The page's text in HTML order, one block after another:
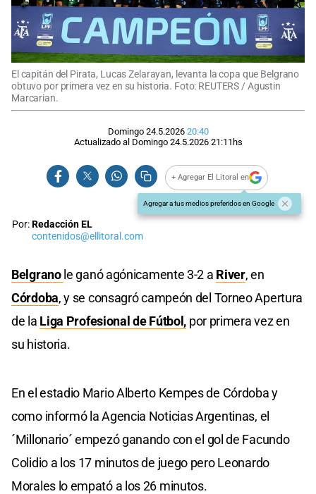
El capitán del Pirata, Lucas Zelarayan, levanta la copa que Belgrano
obtuvo por primera vez en su historia. Foto: REUTERS / Agustin
Marcarian.
Domingo 24.5.2026 20:40
Actualizado al Domingo 24.5.2026 21:11hs
+ Agregar El Litoral en
Agregar a tus medios preferidos en Google
Por:Redacción EL
contenidos@ellitoral.com
Belgranole ganó agónicamente 3-2 a River, en
Córdoba, y se consagró campeón del Torneo Apertura
de la Liga Profesional de Fútbol, por primera vez en
su historia.
En el estadio Mario Alberto Kempes de Córdoba y
como informó la Agencia Noticias Argentinas, el
´Millonario´ empezó ganando con el gol de Facundo
Colidio a los 17 minutos de juego pero Leonardo
Morales lo empató a los 26 minutos.